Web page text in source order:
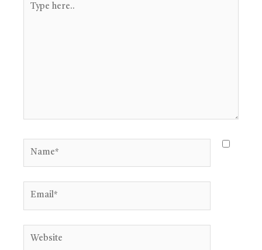
here..